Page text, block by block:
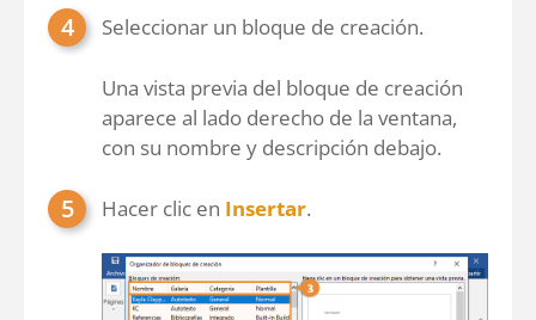
Seleccionar un bloque de creación.
Una vista previa del bloque de creación
aparece al lado derecho de la ventana,
con su nombre y descripción debajo.
Hacer clic en Insertar.